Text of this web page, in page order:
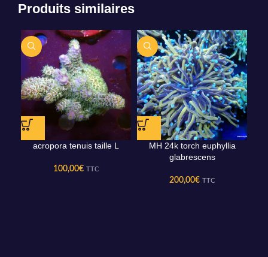
Produits similaires
acropora tenuis taille L
100,00€ TTC
MH 24k torch euphyllia
glabrescens
200,00€ TTC